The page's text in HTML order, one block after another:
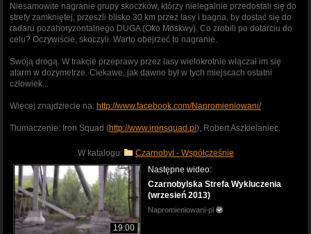
Niesamowite nagranie grupy skoczków, którzy nielegalnie przedostali się do
strefy zamkniętej, przeszli blisko 30 km przez lasy i bagna, by dostać się do
radaru pozahoryzontalnego DUGA (Oko Moskwy). Co zrobili po dotarciu do
celu? Oczywiście, skoczyli. Warto obejrzeć to nagranie.
Swoją drogą. W trakcie przeprawy przez lasy wielokrotnie włączał im się
alarm w dozymetrze. Ciekawe, jak dawno był w tych miejscach ostatni
człowiek...
Więcej znajdziecie na: http://www.facebook.com/Napromieniowani/
Tłumaczenie: Iron Squad (http://www.ironsquad.pl), Robert Aszkielaniec.
W katalogu: Czarnobyl - Współcześnie
19:00
Następne wideo:
Czarnobylska Strefa Wykluczenia
(wrzesień 2013)
Napromieniowani-pl